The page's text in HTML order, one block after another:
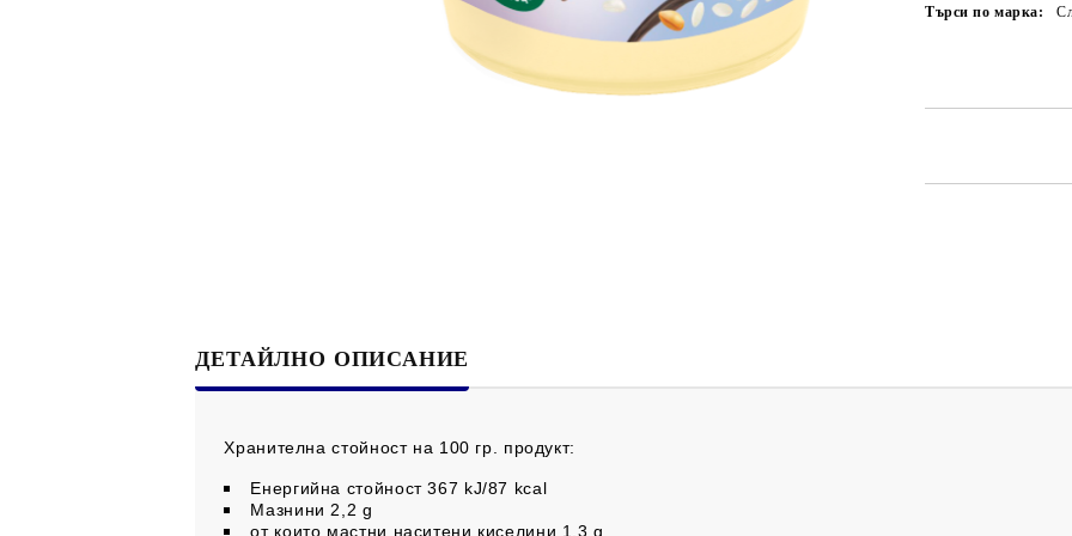
Търси по марка:
ДЕТАЙЛНО ОПИСАНИЕ
Хранителна стойност на 100 гр. продукт:
Енергийна стойност 367 kJ/87 kcal
Мазнини 2,2 g
от които мастни наситени киселини 1,3 g